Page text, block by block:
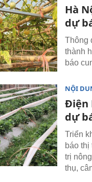
Hà
dự
Thông
thành
báo
NỘI
Điện
dự
Triển
báo
trị
thụ,